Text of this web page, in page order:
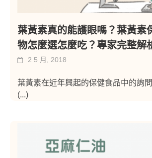
葉黃素真的能護眼嗎？葉黃素
物怎麼選怎麼吃？專家完整解
2 5 月, 2018
葉黃素在近年興起的保健食品中的詢
(...)